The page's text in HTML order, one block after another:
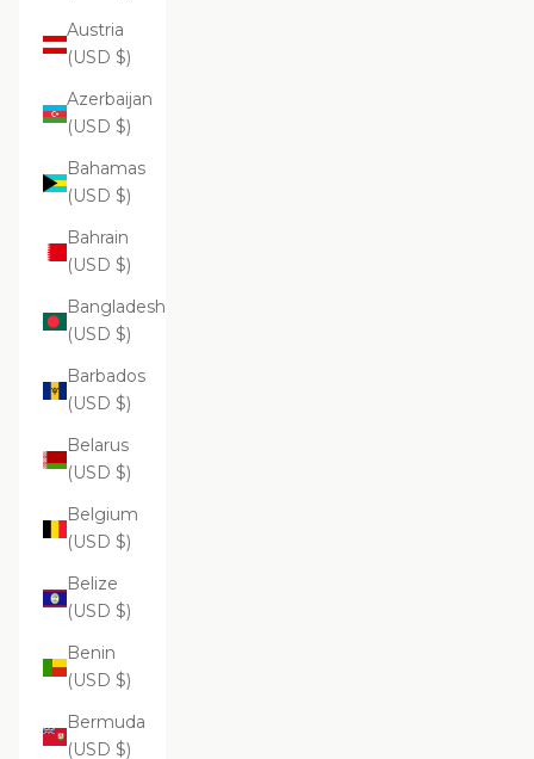
Austria
(USD $)
Azerbaijan
(USD $)
Bahamas
(USD $)
Bahrain
(USD $)
Bangladesh
(USD $)
Barbados
(USD $)
Belarus
(USD $)
Belgium
(USD $)
Belize
(USD $)
Benin
(USD $)
Bermuda
(USD $)